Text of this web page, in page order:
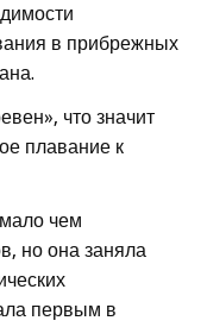
в прибрежных
что значит
плавание к
чем
но она заняла
первым в